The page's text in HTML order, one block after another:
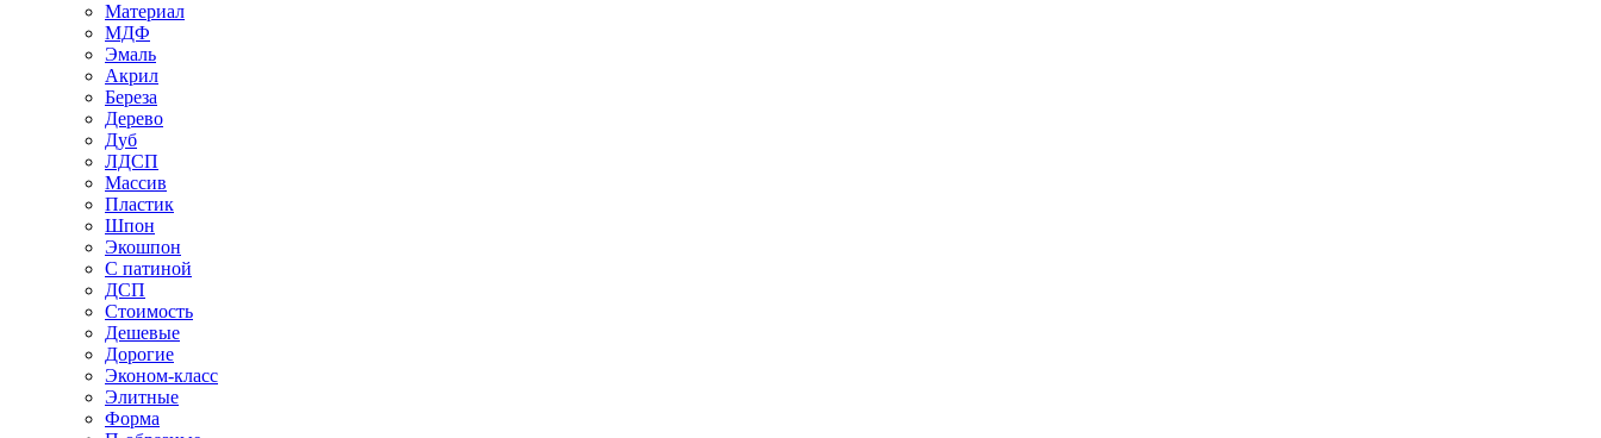
Материал
МДФ
Эмаль
Акрил
Береза
Дерево
Дуб
ЛДСП
Массив
Пластик
Шпон
Экошпон
С патиной
ДСП
Стоимость
Дешевые
Дорогие
Эконом-класс
Элитные
Форма